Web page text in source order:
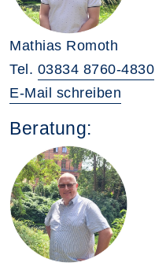
Mathias Romoth
Tel. 03834 8760-4830
E-Mail schreiben
Beratung: